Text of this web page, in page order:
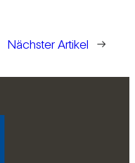
Nächster Artikel
→